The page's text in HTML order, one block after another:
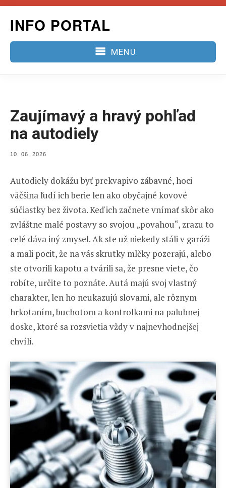
content
INFO PORTAL
MENU
Zaujímavý a hravý pohľad
na autodiely
POSTED
10. 06. 2026
Autodiely dokážu byť prekvapivo zábavné, hoci
väčšina ľudí ich berie len ako obyčajné kovové
súčiastky bez života. Keď ich začnete vnímať skôr ako
zvláštne malé postavy so svojou „povahou“, zrazu to
celé dáva iný zmysel. Ak ste už niekedy stáli v garáži
a mali pocit, že na vás skrutky mlčky pozerajú, alebo
ste otvorili kapotu a tvárili sa, že presne viete, čo
robíte, určite to poznáte. Autá majú svoj vlastný
charakter, len ho neukazujú slovami, ale rôznym
hrkotaním, buchotom a kontrolkami na palubnej
doske, ktoré sa rozsvietia vždy v najnevhodnejšej
chvíli.